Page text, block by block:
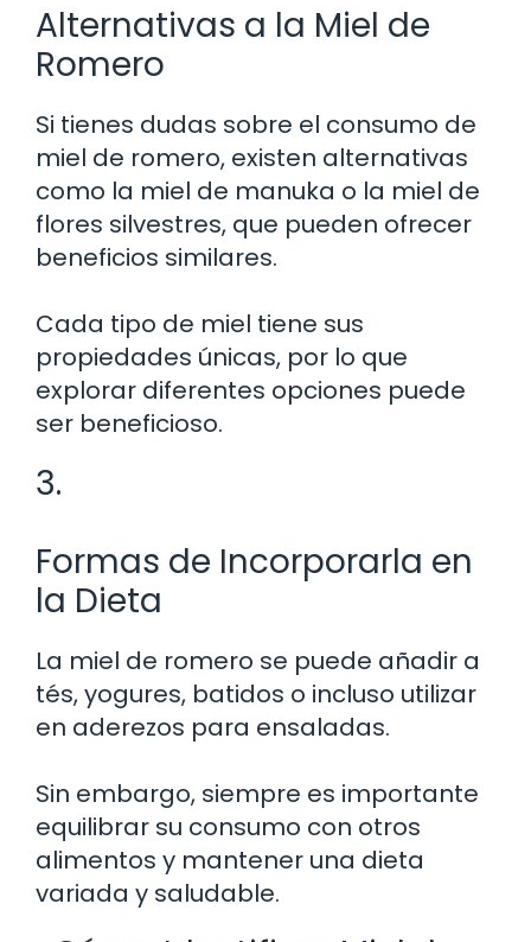
Alternativas a la Miel de
Romero
Si tienes dudas sobre el consumo de
miel de romero, existen alternativas
como la miel de manuka o la miel de
flores silvestres, que pueden ofrecer
beneficios similares.
Cada tipo de miel tiene sus
propiedades únicas, por lo que
explorar diferentes opciones puede
ser beneficioso.
3.
Formas de Incorporarla en
la Dieta
La miel de romero se puede añadir a
tés, yogures, batidos o incluso utilizar
en aderezos para ensaladas.
Sin embargo, siempre es importante
equilibrar su consumo con otros
alimentos y mantener una dieta
variada y saludable.